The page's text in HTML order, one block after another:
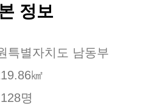
정보
특별자치도 남동부
㎢
명